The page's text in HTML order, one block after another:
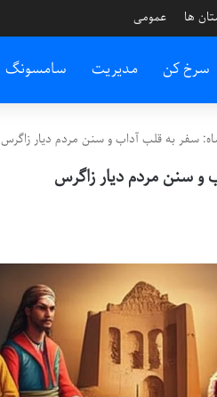
ها عمومی
سرخ کن مدیریت سامسونگ
سفر به قلب آداب و سنن مردم دیار زاگرس
سنن مردم دیار زاگرس